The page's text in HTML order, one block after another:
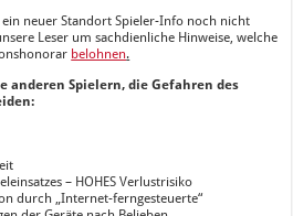
neuer Standort Spieler-Info noch nicht
Leser um sachdienliche Hinweise, welche
belohnen.
anderen Spielern, die Gefahren des
– HOHES Verlustrisiko
durch „Internet-ferngesteuerte“